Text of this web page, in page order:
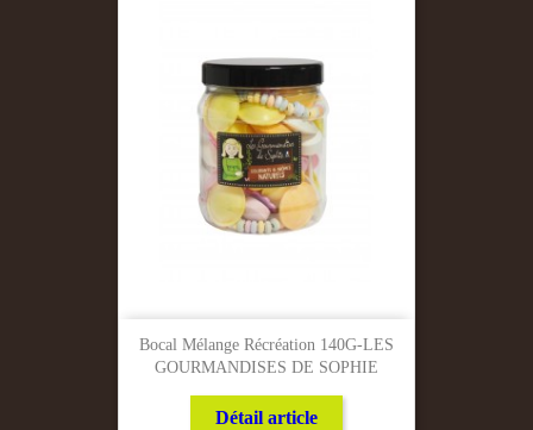
Bocal Mélange Récréation 140G-LES
GOURMANDISES DE SOPHIE
Détail article